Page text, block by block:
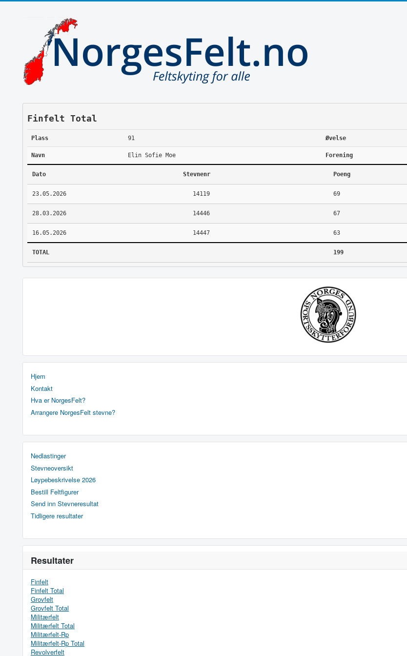
Finfelt Total
Plass 91 Øvelse
Navn Elin Sofie Moe Forening
Dato Stevnenr Poeng
23.05.2026 14119 69
28.03.2026 14446 67
16.05.2026 14447 63
TOTAL 199
Hjem
Kontakt
Hva er NorgesFelt?
Arrangere NorgesFelt stevne?
Nedlastinger
Stevneoversikt
Løypebeskrivelse 2026
Bestill Feltfigurer
Send inn Stevneresultat
Tidligere resultater
Resultater
Finfelt
Finfelt Total
Grovfelt
Grovfelt Total
Militærfelt
Militærfelt Total
Militærfelt-Rp
Militærfelt-Rp Total
Revolverfelt